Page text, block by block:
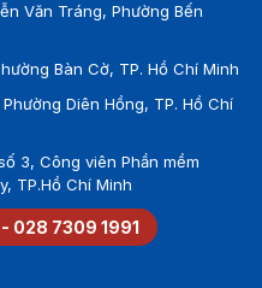
Văn Tráng, Phường Bến
Bàn Cờ, TP. Hồ Chí Minh
Diên Hồng, TP. Hồ Chí
3, Công viên Phần mềm
TP.Hồ Chí Minh
- 028 7309 1991